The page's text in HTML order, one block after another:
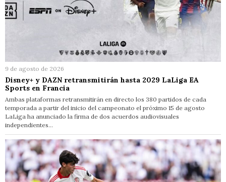
9 de agosto de 2026
Disney+ y DAZN retransmitirán hasta 2029 LaLiga EA
Sports en Francia
Ambas plataformas retransmitirán en directo los 380 partidos de cada
temporada a partir del inicio del campeonato el próximo 15 de agosto
LaLiga ha anunciado la firma de dos acuerdos audiovisuales
independientes…